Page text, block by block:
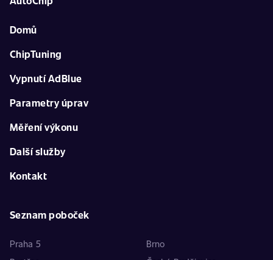
Domů
ChipTuning
Vypnutí AdBlue
Parametry úprav
Měření výkonu
Další služby
Kontakt
Seznam poboček
Praha 5
Brno